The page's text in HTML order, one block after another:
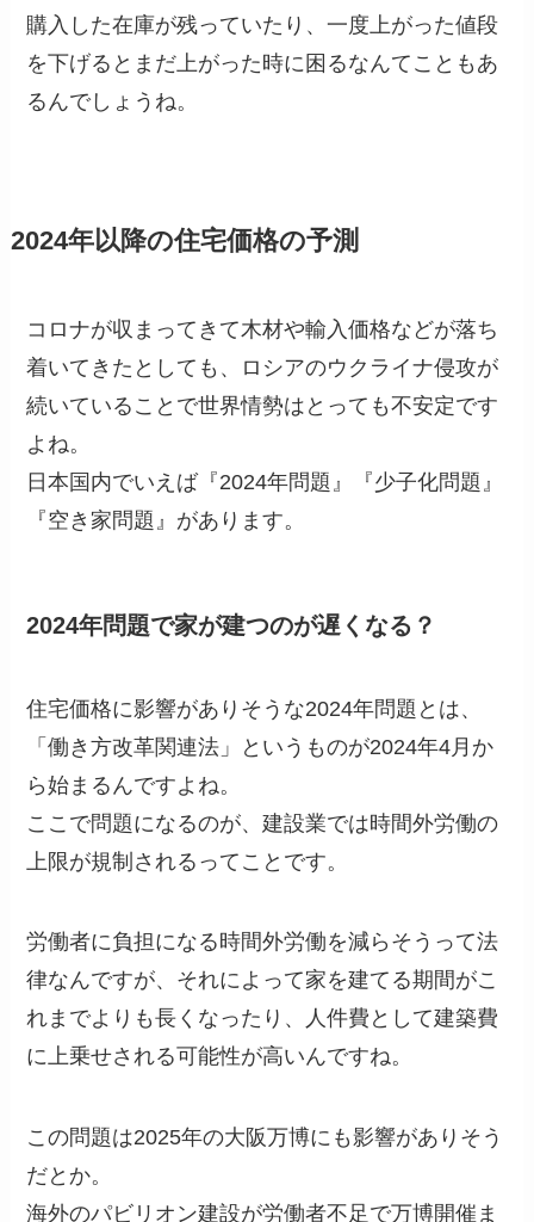
購入した在庫が残っていたり、一度上がった値段
を下げるとまだ上がった時に困るなんてこともあ
るんでしょうね。
2024年以降の住宅価格の予測
コロナが収まってきて木材や輸入価格などが落ち
着いてきたとしても、ロシアのウクライナ侵攻が
続いていることで世界情勢はとっても不安定です
よね。
日本国内でいえば『2024年問題』『少子化問題』
『空き家問題』があります。
2024年問題で家が建つのが遅くなる？
住宅価格に影響がありそうな2024年問題とは、
「働き方改革関連法」というものが2024年4月か
ら始まるんですよね。
ここで問題になるのが、建設業では時間外労働の
上限が規制されるってことです。
労働者に負担になる時間外労働を減らそうって法
律なんですが、それによって家を建てる期間がこ
れまでよりも長くなったり、人件費として建築費
に上乗せされる可能性が高いんですね。
この問題は2025年の大阪万博にも影響がありそう
だとか。
海外のパビリオン建設が労働者不足で万博開催ま